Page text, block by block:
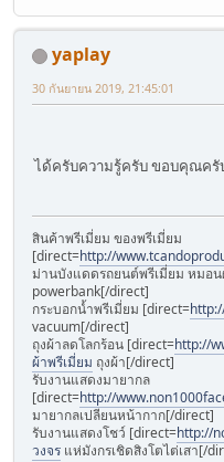
yaplay
30 กันยายน 2019, 21:45:01
ได้ครับความรู้ครับ ขอบคุณครั
สินค้าพรีเมี่ยม ของพรีเมี่ยม
[direct=http://
ม่านบังแดดรถยนต์พรีเมี่ยม หมอ
powerbank[/direct]
กระบอกน้ำพรีเมี่ยม [direct=
vacuum[/direct]
ถุงผ้าลดโลกร้อน [direct=http://
ผ้าพรีเมี่ยม ถุงผ้า[/direct]
รับงานแสดงมายากล
[direct=http://
มายากลเปลียนหน้ากาก[/direct]
รับงานแสดงโชว์ [direct=http://
วงจร แห่มังกรเชิดสิงโตไต่เสา[/